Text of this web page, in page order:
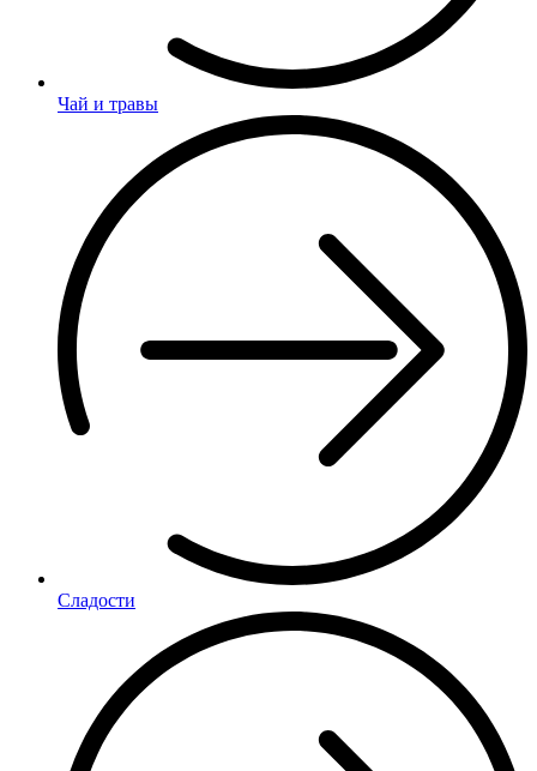
Чай и травы
Сладости